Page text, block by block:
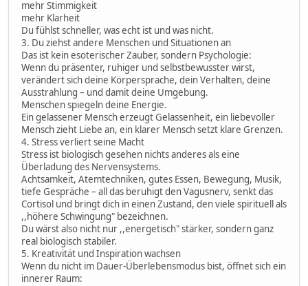
mehr Stimmigkeit
mehr Klarheit
Du fühlst schneller, was echt ist und was nicht.
3. Du ziehst andere Menschen und Situationen an
Das ist kein esoterischer Zauber, sondern Psychologie:
Wenn du präsenter, ruhiger und selbstbewusster wirst,
verändert sich deine Körpersprache, dein Verhalten, deine
Ausstrahlung – und damit deine Umgebung.
Menschen spiegeln deine Energie.
Ein gelassener Mensch erzeugt Gelassenheit, ein liebevoller
Mensch zieht Liebe an, ein klarer Mensch setzt klare Grenzen.
4. Stress verliert seine Macht
Stress ist biologisch gesehen nichts anderes als eine
Überladung des Nervensystems.
Achtsamkeit, Atemtechniken, gutes Essen, Bewegung, Musik,
tiefe Gespräche – all das beruhigt den Vagusnerv, senkt das
Cortisol und bringt dich in einen Zustand, den viele spirituell als
,,höhere Schwingung" bezeichnen.
Du wärst also nicht nur ,,energetisch" stärker, sondern ganz
real biologisch stabiler.
5. Kreativität und Inspiration wachsen
Wenn du nicht im Dauer-Überlebensmodus bist, öffnet sich ein
innerer Raum: